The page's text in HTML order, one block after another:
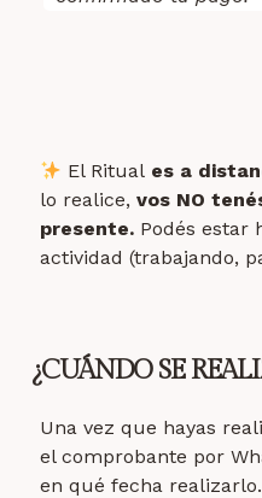
El Ritual es a
lo realice, vos NO
presente. Podés estar
actividad (trabajando,
¿CUÁNDO SE
Una vez que hayas
el comprobante por
en qué fecha realizarlo.